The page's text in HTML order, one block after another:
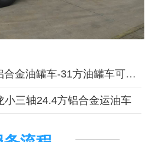
上一篇：国六30.4方铝合金油罐车-31方油罐车可装26吨
小三轴24.4方铝合金运油车